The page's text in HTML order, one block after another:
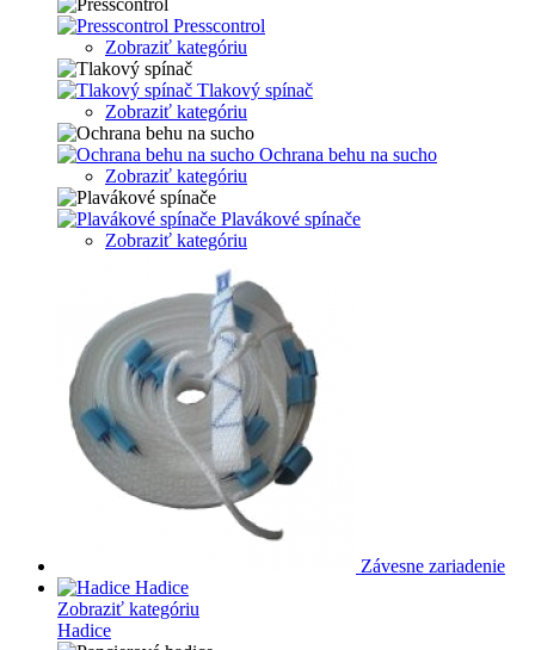
Presscontrol
Zobraziť kategóriu
Tlakový spínač
Zobraziť kategóriu
Ochrana behu na sucho
Zobraziť kategóriu
Plavákové spínače
Zobraziť kategóriu
Závesne zariadenie
Hadice
Zobraziť kategóriu
Hadice